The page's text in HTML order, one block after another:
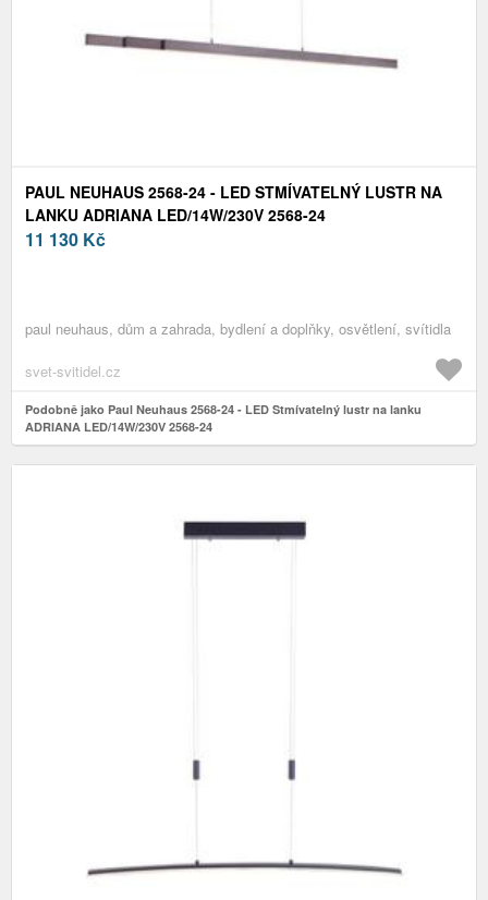
PAUL NEUHAUS 2568-24 - LED STMÍVATELNÝ LUSTR NA
LANKU ADRIANA LED/14W/230V 2568-24
11 130 Kč
paul neuhaus, dům a zahrada, bydlení a doplňky, osvětlení, svítidla
svet-svitidel.cz
Podobně jako Paul Neuhaus 2568-24 - LED Stmívatelný lustr na lanku
ADRIANA LED/14W/230V 2568-24